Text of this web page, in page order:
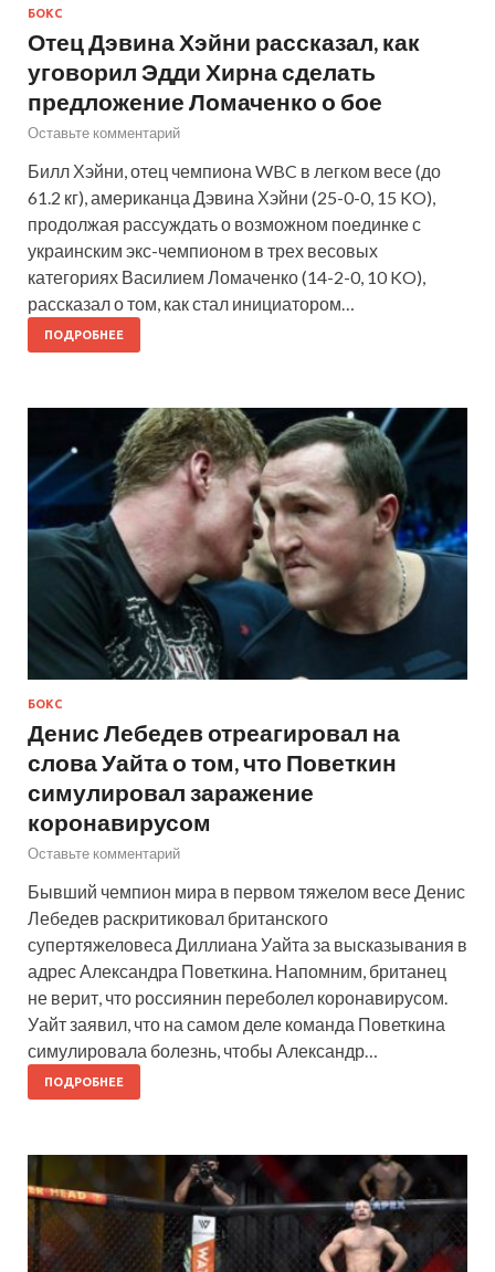
БОКС
Отец Дэвина Хэйни рассказал, как
уговорил Эдди Хирна сделать
предложение Ломаченко о бое
Оставьте комментарий
Билл Хэйни, отец чемпиона WBC в легком весе (до
61.2 кг), американца Дэвина Хэйни (25-0-0, 15 KO),
продолжая рассуждать о возможном поединке с
украинским экс-чемпионом в трех весовых
категориях Василием Ломаченко (14-2-0, 10 KO),
рассказал о том, как стал инициатором…
ПОДРОБНЕЕ
БОКС
Денис Лебедев отреагировал на
слова Уайта о том, что Поветкин
симулировал заражение
коронавирусом
Оставьте комментарий
Бывший чемпион мира в первом тяжелом весе Денис
Лебедев раскритиковал британского
супертяжеловеса Диллиана Уайта за высказывания в
адрес Александра Поветкина. Напомним, британец
не верит, что россиянин переболел коронавирусом.
Уайт заявил, что на самом деле команда Поветкина
симулировала болезнь, чтобы Александр…
ПОДРОБНЕЕ